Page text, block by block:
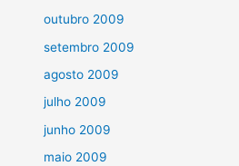
outubro 2009
setembro 2009
agosto 2009
julho 2009
junho 2009
maio 2009